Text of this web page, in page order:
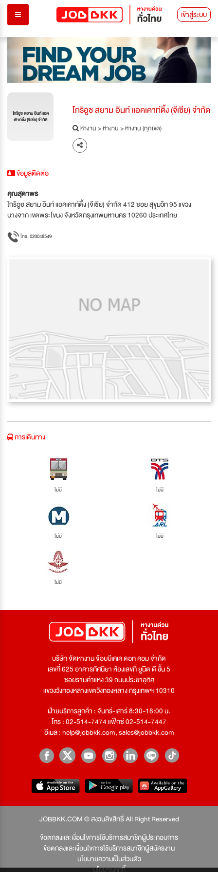
เข้าสู่ระบบ
โกริอูซ สยาม อินท์ แอค
เคาท์ติ้ง (จีเซีย) จำกัด
โกริอูซ สยาม อินท์ แอคเคาท์ติ้ง (จีเซีย) จำกัด
หางาน>หางาน>หางาน (ทุกเขต)
ข้อมูลติดต่อ
คุณสุดาพร
โกริอูซ สยาม อินท์ แอคเคาท์ติ้ง (จีเซีย) จำกัด 412 ซอย สุขุมวิท 95 แขวง
บางจาก เขตพระโขนง จังหวัดกรุงเทพมหานคร 10260 ประเทศไทย
โทร. 020048549
การเดินทาง
ไม่มี ไม่มี
ไม่มี ไม่มี
ไม่มี
บริษัท จัดหางาน จ๊อบบีเคเค ดอท คอม จำกัด
เลขที่ 625 อาคารทัศนียา ห้องเลขที่ ยูนิต ดี ชั้น 5
ซอยรามคำแหง 39 ถนนประชาอุทิศ
แขวงวังทองหลางเขตวังทองหลาง กรุงเทพฯ 10310
ฝ่ายบริการลูกค้า : จันทร์-เสาร์ 8:30-18:00 น.
โทร : 02-514-7474 แฟ็กซ์ 02-514-7447
อีเมล :help@jobbkk.com,sales@jobbkk.com
JOBBKK.COM © สงวนลิขสิทธิ์ All Right Reserved
ข้อตกลงและเงื่อนไขการใช้บริการสมาชิกผู้ประกอบการ
ข้อตกลงและเงื่อนไขการใช้บริการสมาชิกผู้สมัครงาน
นโยบายความเป็นส่วนตัว